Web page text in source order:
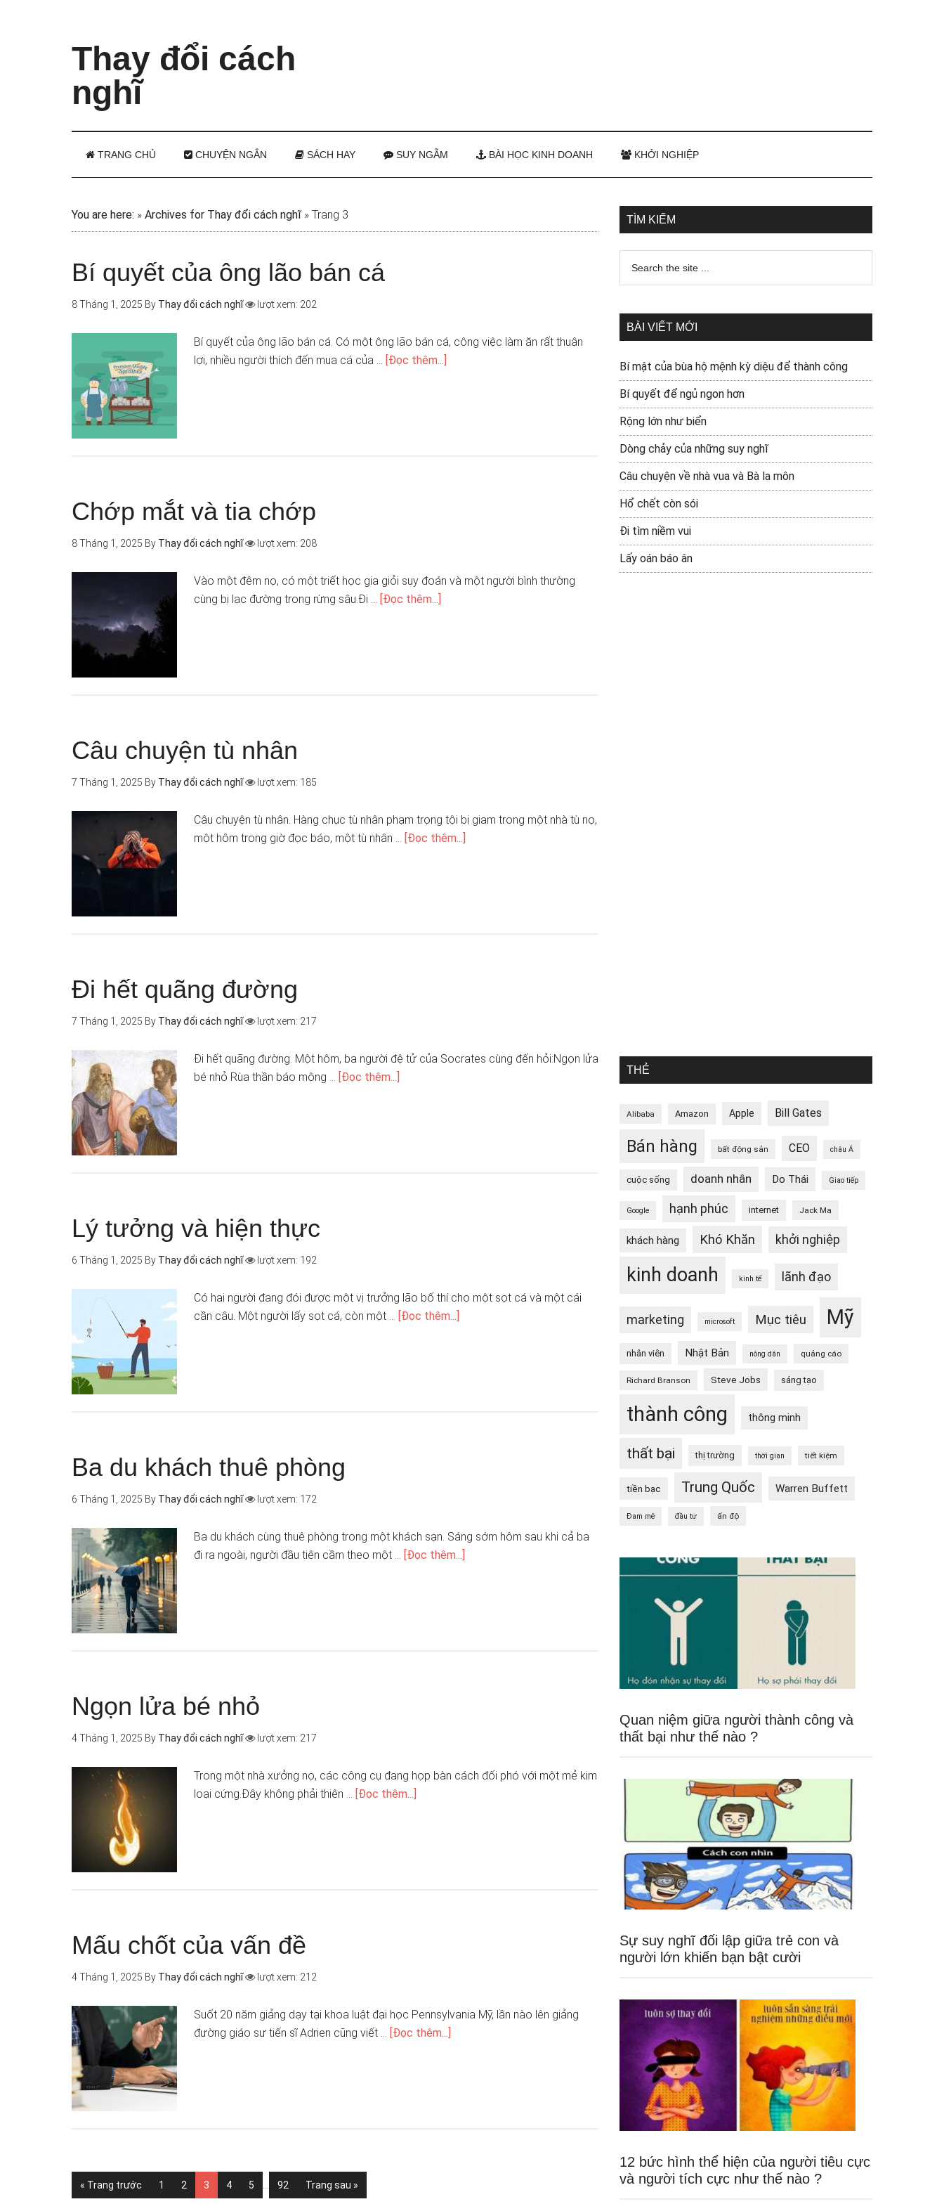
Thay đổi cách
nghĩ
TRANG CHỦ CHUYỆN NGẮN SÁCH HAY SUY NGẪM BÀI HỌC KINH DOANH KHỞI NGHIỆP
You are here: » Archives for Thay đổi cách nghĩ» Trang 3
Bí quyết của ông lão bán cá
8 Tháng 1, 2025 By Thay đổi cách nghĩ lượt xem: 202
Bí quyết của ông lão bán cá. Có một ông lão bán cá, công việc làm ăn rất thuận
lợi, nhiều người thích đến mua cá của … [Đọc thêm...]
Chớp mắt và tia chớp
8 Tháng 1, 2025 By Thay đổi cách nghĩ lượt xem: 208
Vào một đêm nọ, có một triết học gia giỏi suy đoán và một người bình thường
cùng bị lạc đường trong rừng sâu.Đi … [Đọc thêm...]
Câu chuyện tù nhân
7 Tháng 1, 2025 By Thay đổi cách nghĩ lượt xem: 185
Câu chuyện tù nhân. Hàng chục tù nhân phạm trọng tội bị giam trong một nhà tù nọ,
một hôm trong giờ đọc báo, một tù nhân … [Đọc thêm...]
Đi hết quãng đường
7 Tháng 1, 2025 By Thay đổi cách nghĩ lượt xem: 217
Đi hết quãng đường. Một hôm, ba người đệ tử của Socrates cùng đến hỏi:Ngọn lửa
bé nhỏ Rùa thần báo mộng … [Đọc thêm...]
Lý tưởng và hiện thực
6 Tháng 1, 2025 By Thay đổi cách nghĩ lượt xem: 192
Có hai người đang đói được một vị trưởng lão bố thí cho một sọt cá và một cái
cần câu. Một người lấy sọt cá, còn một … [Đọc thêm...]
Ba du khách thuê phòng
6 Tháng 1, 2025 By Thay đổi cách nghĩ lượt xem: 172
Ba du khách cùng thuê phòng trong một khách sạn. Sáng sớm hôm sau khi cả ba
đi ra ngoài, người đầu tiên cầm theo một … [Đọc thêm...]
Ngọn lửa bé nhỏ
4 Tháng 1, 2025 By Thay đổi cách nghĩ lượt xem: 217
Trong một nhà xưởng nọ, các công cụ đang họp bàn cách đối phó với một mẻ kim
loại cứng.Đây không phải thiên … [Đọc thêm...]
Mấu chốt của vấn đề
4 Tháng 1, 2025 By Thay đổi cách nghĩ lượt xem: 212
Suốt 20 năm giảng dạy tại khoa luật đại học Pennsylvania Mỹ, lần nào lên giảng
đường giáo sư tiến sĩ Adrien cũng viết … [Đọc thêm...]
« Trang trước 1 2 3 4 5 92 Trang sau »
TÌM KIẾM
BÀI VIẾT MỚI
Bí mật của bùa hộ mệnh kỳ diệu để thành công
Bí quyết để ngủ ngon hơn
Rộng lớn như biển
Dòng chảy của những suy nghĩ
Câu chuyện về nhà vua và Bà la môn
Hổ chết còn sói
Đi tìm niềm vui
Lấy oán báo ân
THẺ
Alibaba Amazon Apple Bill Gates
Bán hàng bất động sản CEO châu Á
cuộc sống doanh nhân Do Thái Giao tiếp
Google hạnh phúc internet Jack Ma
khách hàng Khó Khăn khởi nghiệp
kinh doanh kinh tế lãnh đạo
marketing microsoft Mục tiêu Mỹ
nhân viên Nhật Bản nông dân quảng cáo
Richard Branson Steve Jobs sáng tạo
thành công thông minh
thất bại thị trường thời gian tiết kiệm
tiền bạc Trung Quốc Warren Buffett
Đam mê đầu tư ấn độ
Quan niệm giữa người thành công và
thất bại như thế nào ?
Sự suy nghĩ đối lập giữa trẻ con và
người lớn khiến bạn bật cười
12 bức hình thể hiện của người tiêu cực
và người tích cực như thế nào ?